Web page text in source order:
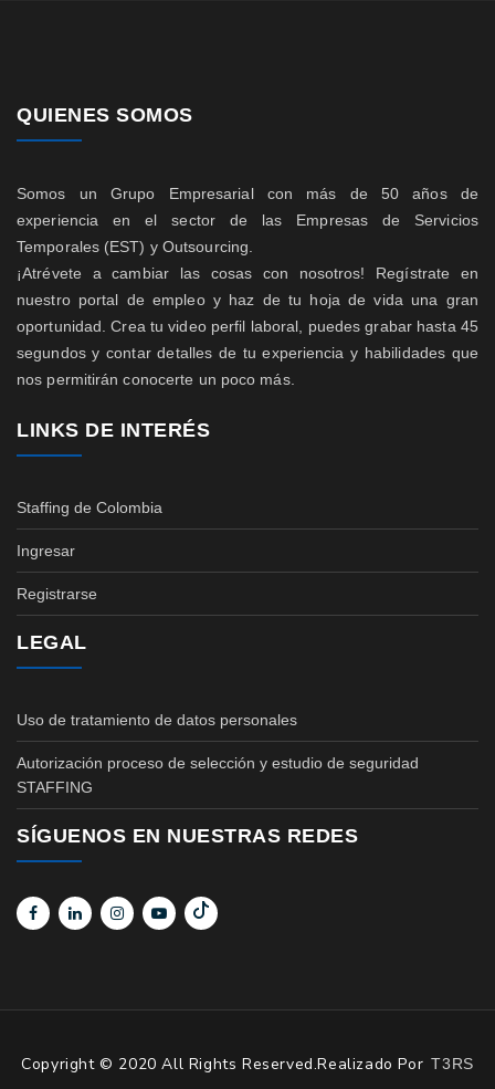
QUIENES SOMOS
Somos un Grupo Empresarial con más de 50 años de
experiencia en el sector de las Empresas de Servicios
Temporales (EST) y Outsourcing.
¡Atrévete a cambiar las cosas con nosotros! Regístrate en
nuestro portal de empleo y haz de tu hoja de vida una gran
oportunidad. Crea tu video perfil laboral, puedes grabar hasta 45
segundos y contar detalles de tu experiencia y habilidades que
nos permitirán conocerte un poco más.
LINKS DE INTERÉS
Staffing de Colombia
Ingresar
Registrarse
LEGAL
Uso de tratamiento de datos personales
Autorización proceso de selección y estudio de seguridad
STAFFING
SÍGUENOS EN NUESTRAS REDES
Copyright © 2020 All Rights Reserved.Realizado Por T3RS